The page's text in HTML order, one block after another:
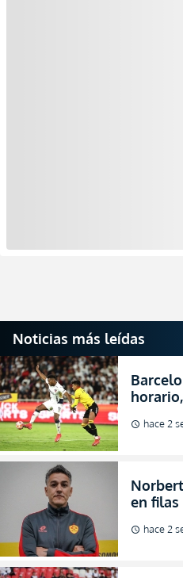
Noticias más leídas
VIVO
2026
schedule hace 2
en
de
schedule hace 2